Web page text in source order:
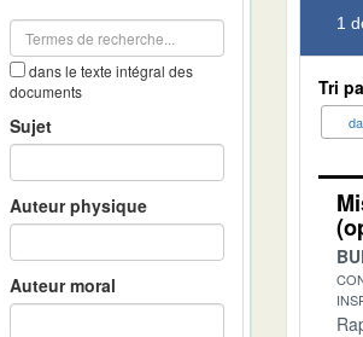
dans le texte intégral des
documents
Sujet
Auteur physique
Auteur moral
1
Tri